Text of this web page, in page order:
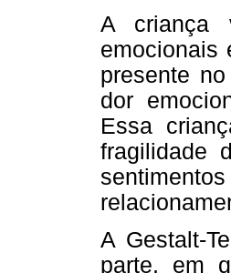
A criança
emocionais
presente
dor
Essa
fragilidade
A Gestalt-
parte, em